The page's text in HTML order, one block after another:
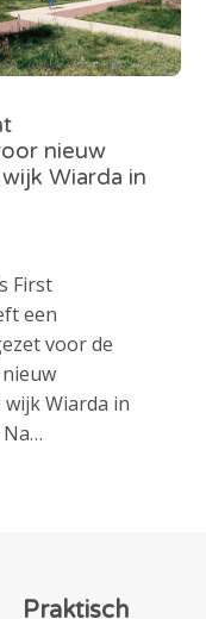
nieuw
Wiarda in
First
een
voor de
Wiarda in
Na…
Praktisch